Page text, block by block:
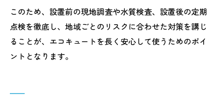
このため、設置前の現地調査や水質検査、設置後の定期
点検を徹底し、地域ごとのリスクに合わせた対策を講じ
ることが、エコキュートを長く安心して使うためのポイ
ントとなります。